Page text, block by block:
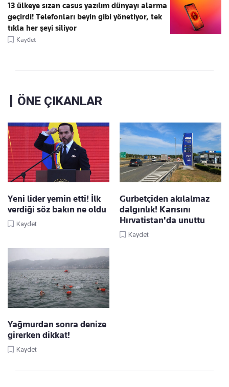
13 ülkeye sızan casus yazılım dünyayı alarma
geçirdi! Telefonları beyin gibi yönetiyor, tek
tıkla her şeyi siliyor
Kaydet
ÖNE ÇIKANLAR
Yeni lider yemin etti! İlk
verdiği söz bakın ne oldu
Kaydet
Gurbetçiden akılalmaz
dalgınlık! Karısını
Hırvatistan'da unuttu
Kaydet
Yağmurdan sonra denize
girerken dikkat!
Kaydet